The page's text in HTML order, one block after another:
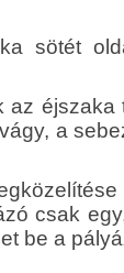
sötét
a
csak
be a